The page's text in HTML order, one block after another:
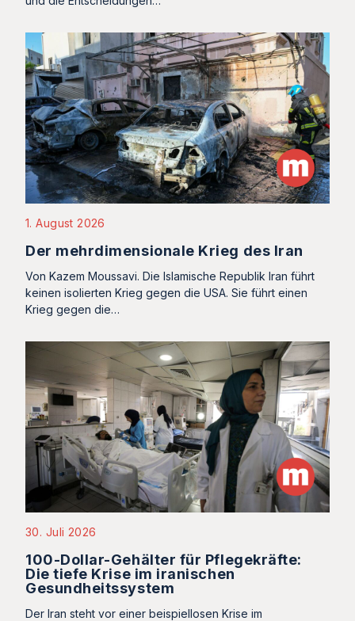
1. August 2026
Der mehrdimensionale Krieg des Iran
Von Kazem Moussavi. Die Islamische Republik Iran führt
keinen isolierten Krieg gegen die USA. Sie führt einen
Krieg gegen die…
30. Juli 2026
100-Dollar-Gehälter für Pflegekräfte:
Die tiefe Krise im iranischen
Gesundheitssystem
Der Iran steht vor einer beispiellosen Krise im